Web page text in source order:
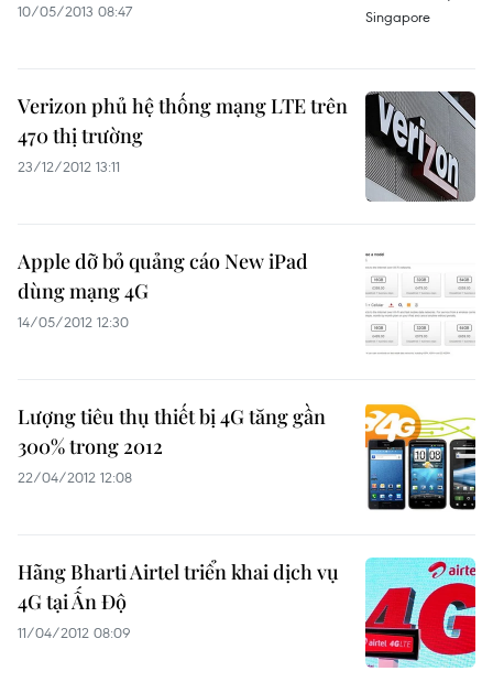
10/05/2013 08:47
Verizon phủ hệ thống mạng LTE trên
470 thị trường
23/12/2012 13:11
Apple dỡ bỏ quảng cáo New iPad
dùng mạng 4G
14/05/2012 12:30
Lượng tiêu thụ thiết bị 4G tăng gần
300% trong 2012
22/04/2012 12:08
Hãng Bharti Airtel triển khai dịch vụ
4G tại Ấn Độ
11/04/2012 08:09